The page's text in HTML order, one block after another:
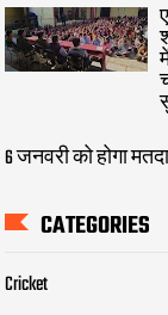
6 जनवरी को होगा
CATEGORIES
Cricket